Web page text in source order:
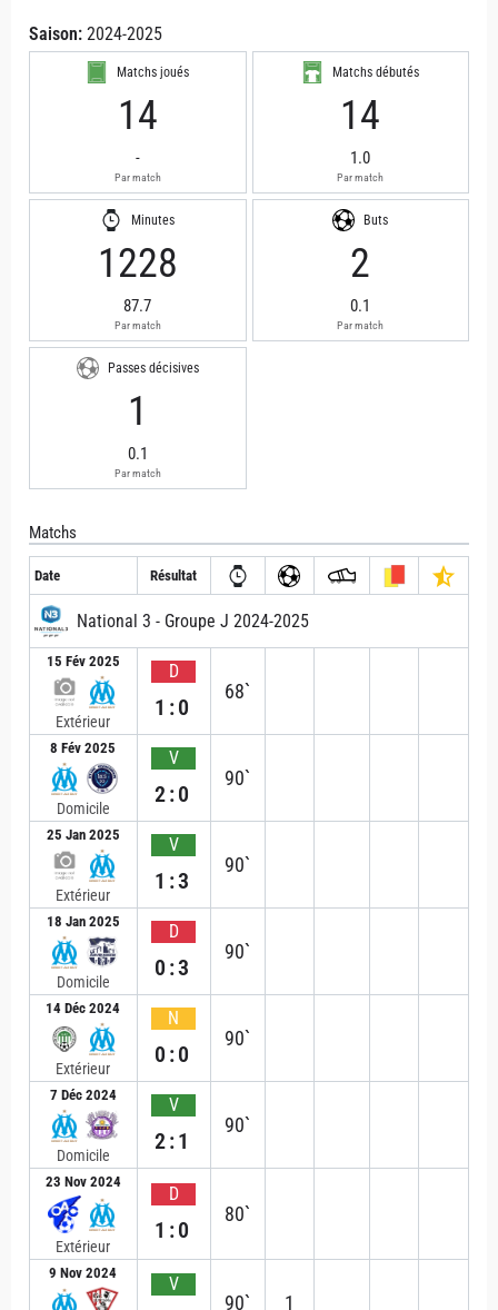
Saison: 2024-2025
Matchs joués
14
-
Par match
Matchs débutés
14
1.0
Par match
Minutes
1228
87.7
Par match
Buts
2
0.1
Par match
Passes décisives
1
0.1
Par match
Matchs
Date Résultat
National 3 - Groupe J 2024-2025
15 Fév 2025
Extérieur
D
1:0
68`
8 Fév 2025
Domicile
V
2:0
90`
25 Jan 2025
Extérieur
V
1:3
90`
18 Jan 2025
Domicile
D
0:3
90`
14 Déc 2024
Extérieur
N
0:0
90`
7 Déc 2024
Domicile
V
2:1
90`
23 Nov 2024
Extérieur
D
1:0
80`
9 Nov 2024
V
90` 1